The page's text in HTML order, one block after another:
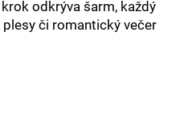
odkrýva šarm, každý
plesy či romantický večer